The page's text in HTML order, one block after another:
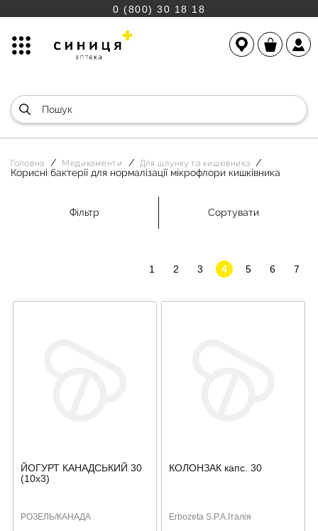
0 (800) 30 18 18
Головна Медикаменти Для шлунку та кишківника
Корисні бактерії для нормалізації мікрофлори кишківника
Фільтр Сортувати
1 2 3 4 5 6 7
ЙОГУРТ КАНАДСЬКИЙ 30
(10х3)
РОЗЕЛЬ/КАНАДА
КОЛОНЗАК капс. 30
Erbozeta S.P.A.Італія